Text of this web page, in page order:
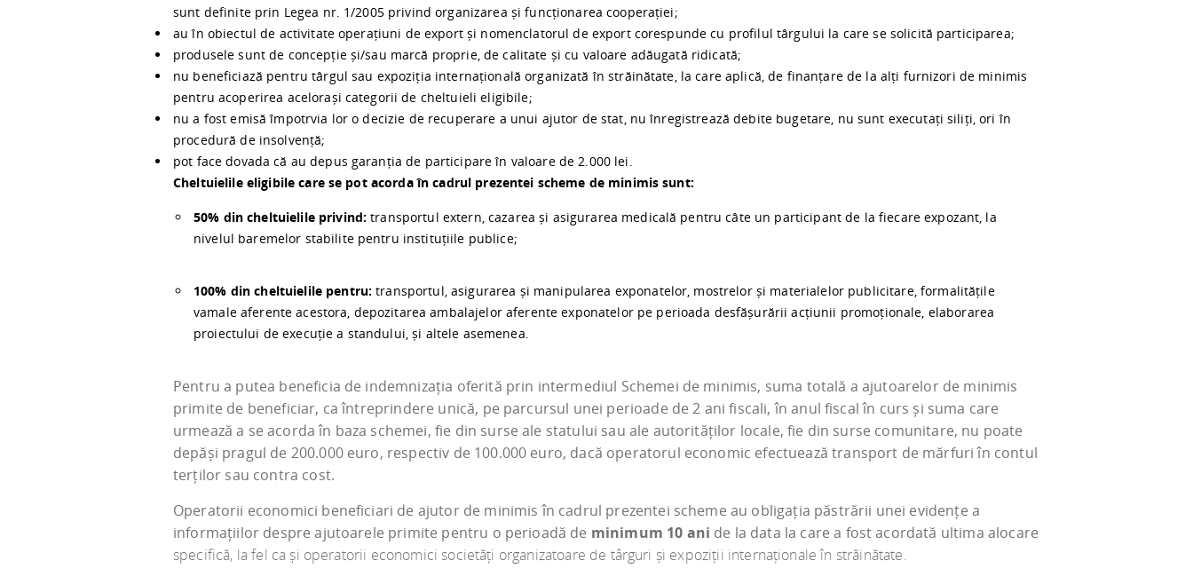
sunt definite prin Legea nr. 1/2005 privind organizarea și funcționarea cooperației;
au în obiectul de activitate operațiuni de export și nomenclatorul de export corespunde cu profilul târgului la care se solicită participarea;
produsele sunt de concepție și/sau marcă proprie, de calitate și cu valoare adăugată ridicată;
nu beneficiază pentru târgul sau expoziția internațională organizată în străinătate, la care aplică, de finanțare de la alți furnizori de minimis
pentru acoperirea acelorași categorii de cheltuieli eligibile;
nu a fost emisă împotrvia lor o decizie de recuperare a unui ajutor de stat, nu înregistrează debite bugetare, nu sunt executați siliți, ori în
procedură de insolvență;
pot face dovada că au depus garanția de participare în valoare de 2.000 lei.
Cheltuielile eligibile care se pot acorda în cadrul prezentei scheme de minimis sunt:
50% din cheltuielile privind: transportul extern, cazarea și asigurarea medicală pentru câte un participant de la fiecare expozant, la
nivelul baremelor stabilite pentru instituțiile publice;
100% din cheltuielile pentru: transportul, asigurarea și manipularea exponatelor, mostrelor și materialelor publicitare, formalitățile
vamale aferente acestora, depozitarea ambalajelor aferente exponatelor pe perioada desfășurării acțiunii promoționale, elaborarea
proiectului de execuție a standului, și altele asemenea.
Pentru a putea beneficia de indemnizația oferită prin intermediul Schemei de minimis, suma totală a ajutoarelor de minimis
primite de beneficiar, ca întreprindere unică, pe parcursul unei perioade de 2 ani fiscali, în anul fiscal în curs și suma care
urmează a se acorda în baza schemei, fie din surse ale statului sau ale autorităților locale, fie din surse comunitare, nu poate
depăși pragul de 200.000 euro, respectiv de 100.000 euro, dacă operatorul economic efectuează transport de mărfuri în contul
terților sau contra cost.
Operatorii economici beneficiari de ajutor de minimis în cadrul prezentei scheme au obligația păstrării unei evidențe a
informațiilor despre ajutoarele primite pentru o perioadă de minimum 10 ani de la data la care a fost acordată ultima alocare
specifică, la fel ca și operatorii economici societăți organizatoare de târguri și expoziții internaționale în străinătate.